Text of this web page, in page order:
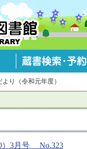
り（令和元年度）
）3月号 No.323